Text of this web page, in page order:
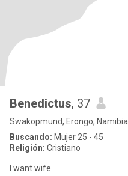
Benedictus, 37
Swakopmund, Erongo, Namibia
Buscando: Mujer 25 - 45
Religión: Cristiano
I want wife